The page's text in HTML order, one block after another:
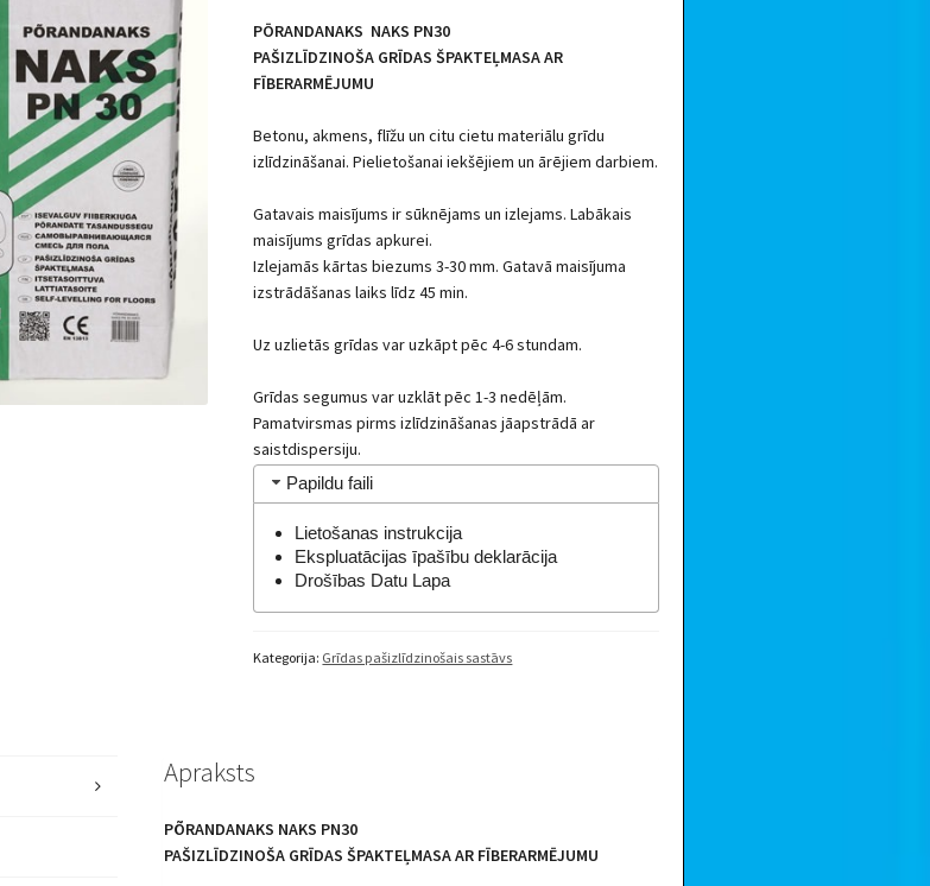
PŌRANDANAKS NAKS PN30
PAŠIZLĪDZINOŠA GRĪDAS ŠPAKTEĻMASA AR
FĪBERARMĒJUMU
Betonu, akmens, flīžu un citu cietu materiālu grīdu
izlīdzināšanai. Pielietošanai iekšējiem un ārējiem darbiem.
Gatavais maisījums ir sūknējams un izlejams. Labākais
maisījums grīdas apkurei.
Izlejamās kārtas biezums 3-30 mm. Gatavā maisījuma
izstrādāšanas laiks līdz 45 min.
Uz uzlietās grīdas var uzkāpt pēc 4-6 stundam.
Grīdas segumus var uzklāt pēc 1-3 nedēļām.
Pamatvirsmas pirms izlīdzināšanas jāapstrādā ar
saistdispersiju.
Papildu faili
Lietošanas instrukcija
Ekspluatācijas īpašību deklarācija
Drošības Datu Lapa
Kategorija: Grīdas pašizlīdzinošais sastāvs
Apraksts
PÕRANDANAKS NAKS PN30
PAŠIZLĪDZINOŠA GRĪDAS ŠPAKTEĻMASA AR FĪBERARMĒJUMU